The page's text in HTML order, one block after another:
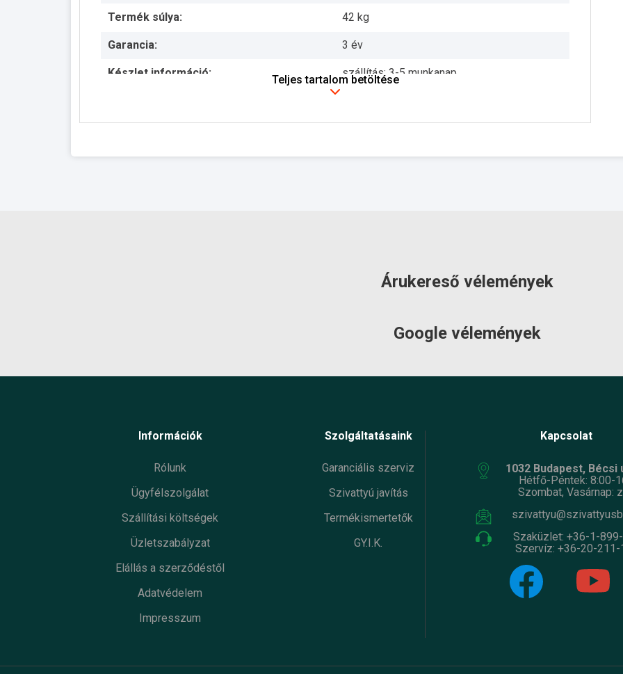
Termék súlya: 42 kg
Garancia: 3 év
Készlet információ: szállítás: 3-5 munkanap
Teljes tartalom betöltése
Árukereső vélemények
Google vélemények
Információk
Rólunk
Ügyfélszolgálat
Szállítási költségek
Üzletszabályzat
Elállás a szerződéstől
Adatvédelem
Impresszum
Szolgáltatásaink
Garanciális szerviz
Szivattyú javítás
Termékismertetők
GY.I.K.
Kapcsolat
1032 Budapest, Bécsi
Hétfő-Péntek: 8:00-
Szombat, Vasárnap:
Szaküzlet: +36-1-
Szervíz: +36-20-211-